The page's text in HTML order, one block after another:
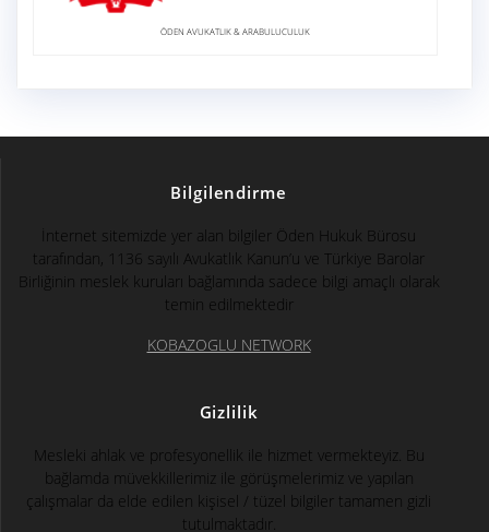
ÖDEN AVUKATLIK & ARABULUCULUK
Bilgilendirme
İnternet sitemizde yer alan bilgiler Öden Hukuk Bürosu
tarafından, 1136 sayılı Avukatlık Kanun’u ve Türkiye Barolar
Birliğinin meslek kuruları bağlamında sadece bilgi amaçlı olarak
temin edilmektedir
KOBAZOGLU NETWORK
Gizlilik
Mesleki ahlak ve profesyonellik ile hizmet vermekteyiz. Bu
bağlamda müvekkillerimiz ile görüşmelerimiz ve yapılan
çalışmalar da elde edilen kişisel / tüzel bilgiler tamamen gizli
tutulmaktadır.